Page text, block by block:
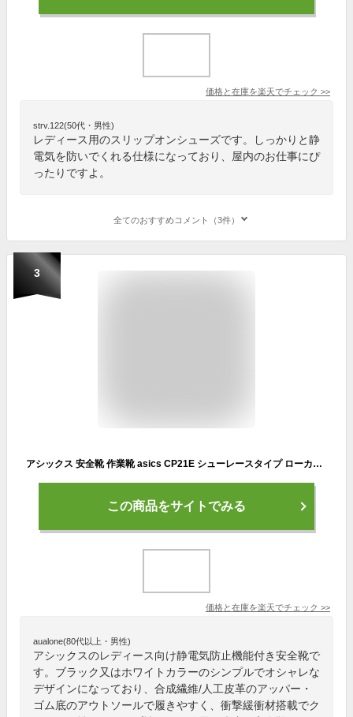
価格と在庫を楽天でチェック >>
strv.122(50代・男性)
レディース用のスリップオンシューズです。しっかりと静
電気を防いでくれる仕様になっており、屋内のお仕事にぴ
ったりですよ。
全てのおすすめコメント（3件）
3
アシックス 安全靴 作業靴 asics CP21E シューレースタイプ ローカット ウィンジョブ 紐靴 ひもタイプ ゴム底 静電気帯電防止機能 黒 ブラック 白 ホワイト メンズ レディース 1273A038 送料無料
この商品をサイトでみる
価格と在庫を楽天でチェック >>
aualone(80代以上・男性)
アシックスのレディース向け静電気防止機能付き安全靴で
す。ブラック又はホワイトカラーのシンプルでオシャレな
デザインになっており、合成繊維/人工皮革のアッパー・
ゴム底のアウトソールで履きやすく、衝撃緩衝材搭載でク